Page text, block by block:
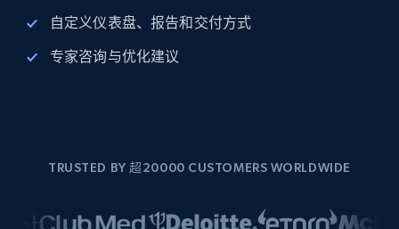
自定义仪表盘、报告和交付方式
专家咨询与优化建议
TRUSTED BY 超20000 CUSTOMERS WORLDWIDE